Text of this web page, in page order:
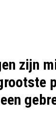
zijn